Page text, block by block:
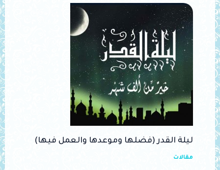
ليلة القدر (فضلها وموعدها والعمل فيها)
مقالات